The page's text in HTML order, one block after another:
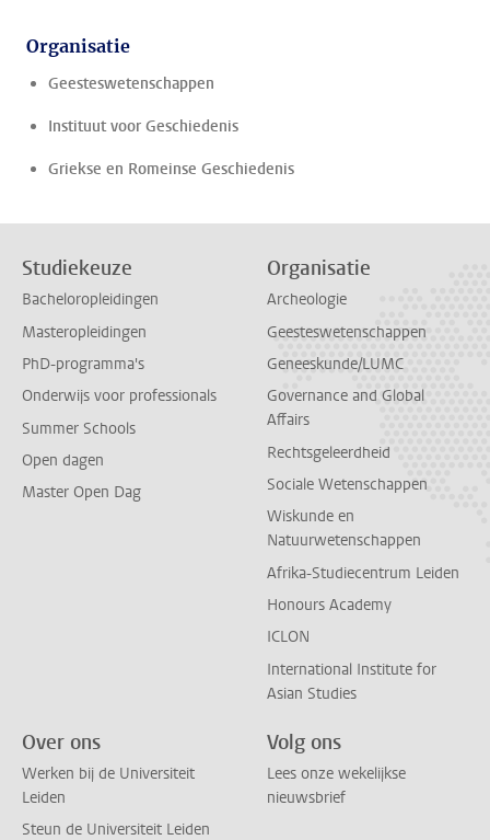
Organisatie
Geesteswetenschappen
Instituut voor Geschiedenis
Griekse en Romeinse Geschiedenis
Studiekeuze
Bacheloropleidingen
Masteropleidingen
PhD-programma's
Onderwijs voor professionals
Summer Schools
Open dagen
Master Open Dag
Organisatie
Archeologie
Geesteswetenschappen
Geneeskunde/LUMC
Governance and Global
Affairs
Rechtsgeleerdheid
Sociale Wetenschappen
Wiskunde en
Natuurwetenschappen
Afrika-Studiecentrum Leiden
Honours Academy
ICLON
International Institute for
Asian Studies
Over ons
Werken bij de Universiteit
Leiden
Steun de Universiteit Leiden
Volg ons
Lees onze wekelijkse
nieuwsbrief